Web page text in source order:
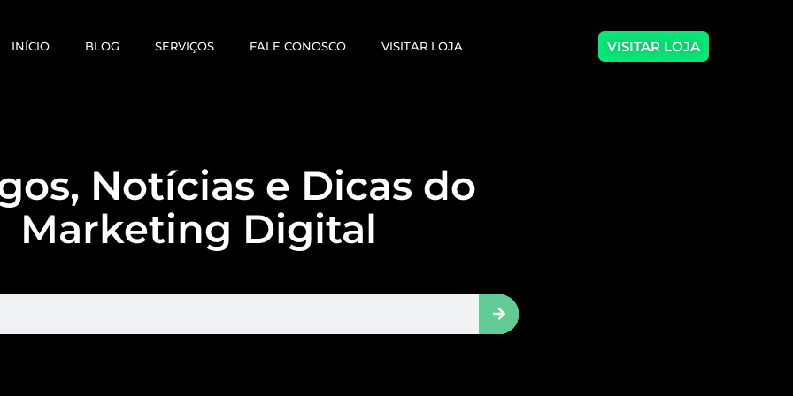
INÍCIO BLOG SERVIÇOS FALE CONOSCO VISITAR LOJA VISITAR LOJA
Notícias e Dicas do
Marketing Digital